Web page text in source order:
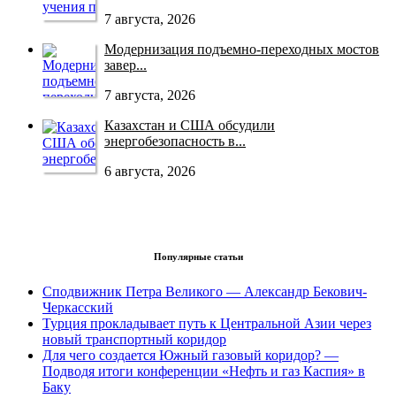
7 августа, 2026
Модернизация подъемно-переходных мостов
завер...
7 августа, 2026
Казахстан и США обсудили
энергобезопасность в...
6 августа, 2026
Популярные статьи
Сподвижник Петра Великого — Александр Бекович-
Черкасский
Турция прокладывает путь к Центральной Азии через
новый транспортный коридор
Для чего создается Южный газовый коридор? —
Подводя итоги конференции «Нефть и газ Каспия» в
Баку